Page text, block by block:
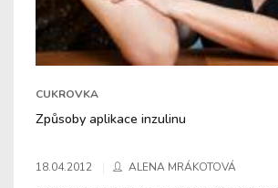
CUKROVKA
Způsoby aplikace inzulinu
18.04.2012 ALENA MRÁKOTOVÁ